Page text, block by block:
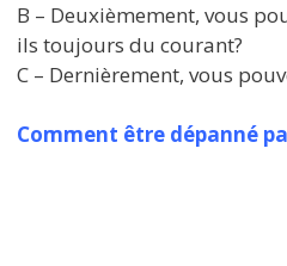
B – Deuxièmement, vous
ils toujours du courant?
C – Dernièrement, vous
Comment être dépanné